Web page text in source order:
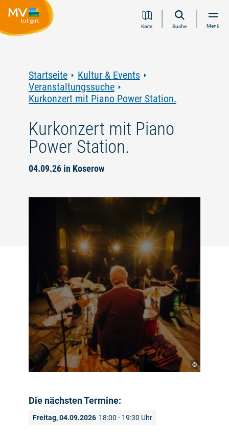
Inhalt
Navigation
Volltextsuche
FooterKarte Suche Menü
Startseite
Kultur & Events
Veranstaltungssuche
Kurkonzert mit Piano Power Station.
Kurkonzert mit Piano
Power Station.
04.09.26 in Koserow
©
Die nächsten Termine:
Freitag, 04.09.2026 18:00 - 19:30 Uhr